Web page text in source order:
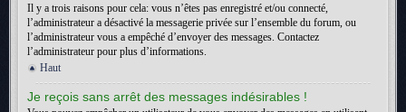
Il y a trois raisons pour cela: vous n’êtes pas enregistré et/ou connecté,
l’administrateur a désactivé la messagerie privée sur l’ensemble du forum, ou
l’administrateur vous a empêché d’envoyer des messages. Contactez
l’administrateur pour plus d’informations.
Haut
Je reçois sans arrêt des messages indésirables !